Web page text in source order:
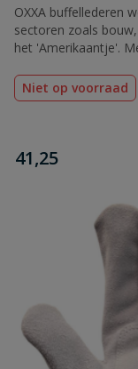
OXXA buffellederen
sectoren zoals
het 'Amerikaantje'.
Niet op voorraad
€
41,25